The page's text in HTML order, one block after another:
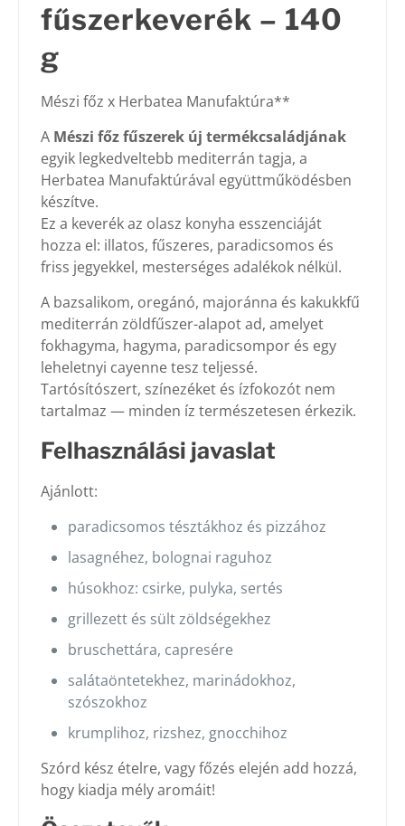
fűszerkeverék – 140
g
Mészi főz x Herbatea Manufaktúra**
A Mészi főz fűszerek új termékcsaládjának
egyik legkedveltebb mediterrán tagja, a
Herbatea Manufaktúrával együttműködésben
készítve.
Ez a keverék az olasz konyha esszenciáját
hozza el: illatos, fűszeres, paradicsomos és
friss jegyekkel, mesterséges adalékok nélkül.
A bazsalikom, oregánó, majoránna és kakukkfű
mediterrán zöldfűszer-alapot ad, amelyet
fokhagyma, hagyma, paradicsompor és egy
leheletnyi cayenne tesz teljessé.
Tartósítószert, színezéket és ízfokozót nem
tartalmaz — minden íz természetesen érkezik.
Felhasználási javaslat
Ajánlott:
paradicsomos tésztákhoz és pizzához
lasagnéhez, bolognai raguhoz
húsokhoz: csirke, pulyka, sertés
grillezett és sült zöldségekhez
bruschettára, capresére
salátaöntetekhez, marinádokhoz,
szószokhoz
krumplihoz, rizshez, gnocchihoz
Szórd kész ételre, vagy főzés elején add hozzá,
hogy kiadja mély aromáit!